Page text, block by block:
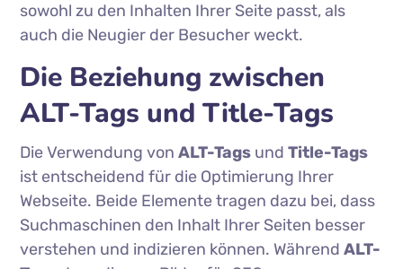
sowohl zu den Inhalten Ihrer Seite passt, als
auch die Neugier der Besucher weckt.
Die Beziehung zwischen
ALT-Tags und Title-Tags
Die Verwendung vonALT-Tags undTitle-Tags
ist entscheidend für die Optimierung Ihrer
Webseite. Beide Elemente tragen dazu bei, dass
Suchmaschinen den Inhalt Ihrer Seiten besser
verstehen und indizieren können. WährendALT-